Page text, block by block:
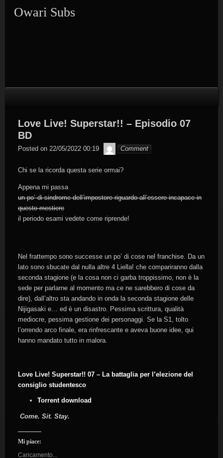
Owari Subs
Love Live! Superstar!! – Episodio 07
BD
Posted on 22/05/2022 00:19 Byakko
Comment
Chi se la ricorda questa serie ormai?
Appena mi passa
un po’ di sindrome dell’impostore riguardo all’essere incapace in
questo mestiere
il periodo esami vedete come riprende!
Nel frattempo sono successe un po’ di cose nel franchise. Da un
lato sono sbucate dal nulla altre 4 Liella! che compariranno dalla
seconda stagione (e la cosa non ci garba troppissimo, non è la
sede per parlarne al momento ma ce ne sarebbero di cose da
dire), dall’altro sta andando in onda la seconda stagione delle
Nijigasaki e… ed è un disastro. Pessima scrittura, qualità
mediocre, pessima gestione dei personaggi. Se la S1, tolto
l’orrendo arco finale, era rinfrescante e aveva buone idee, qui
hanno mandato tutto in malora.
Love Live! Superstar!! 07 – La battaglia per l’elezione del
consiglio studentesco
Torrent download
Come. Sit. Stay.
Mi piace:
Caricamento...